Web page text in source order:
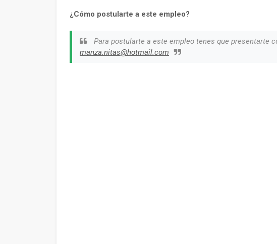
¿Cómo postularte a este empleo?
Para postularte a este empleo tenes que presentarte
manza.nitas@hotmail.com